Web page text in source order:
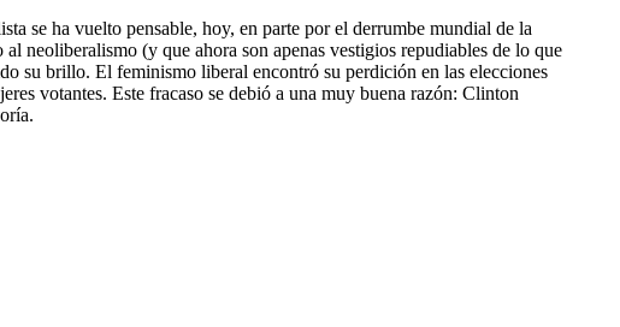
se ha vuelto pensable, hoy, en parte por el derrumbe mundial de la
neoliberalismo (y que ahora son apenas vestigios repudiables de lo que
su brillo. El feminismo liberal encontró su perdición en las elecciones
votantes. Este fracaso se debió a una muy buena razón: Clinton